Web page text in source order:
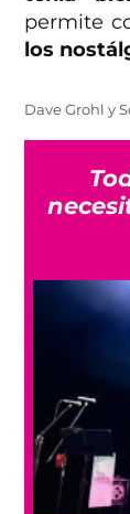
permite
los
Dave Grohl y